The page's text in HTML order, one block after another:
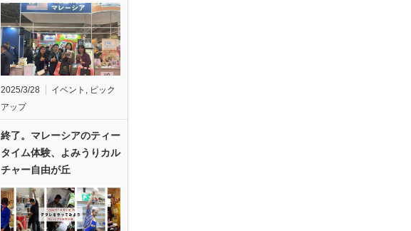
2025/3/28 イベント
ピック
アップ
終了。マレーシアのティー
タイム体験、よみうりカル
チャー自由が丘